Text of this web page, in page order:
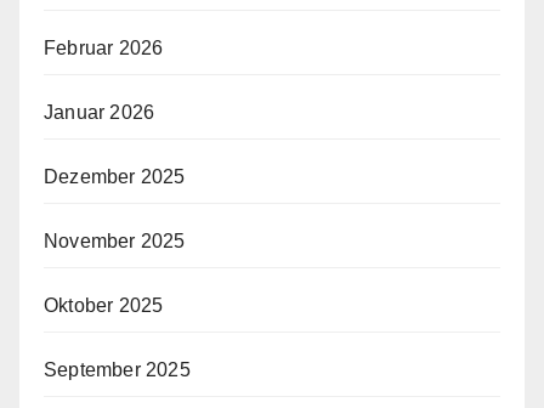
Februar 2026
Januar 2026
Dezember 2025
November 2025
Oktober 2025
September 2025